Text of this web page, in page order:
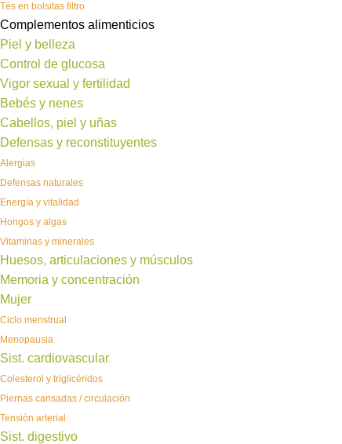
Tés en bolsitas filtro
Complementos alimenticios
Piel y belleza
Control de glucosa
Vigor sexual y fertilidad
Bebés y nenes
Cabellos, piel y uñas
Defensas y reconstituyentes
Alergias
Defensas naturales
Energía y vitalidad
Hongos y algas
Vitaminas y minerales
Huesos, articulaciones y músculos
Memoria y concentración
Mujer
Ciclo menstrual
Menopausia
Sist. cardiovascular
Colesterol y triglicéridos
Piernas cansadas / circulación
Tensión arterial
Sist. digestivo